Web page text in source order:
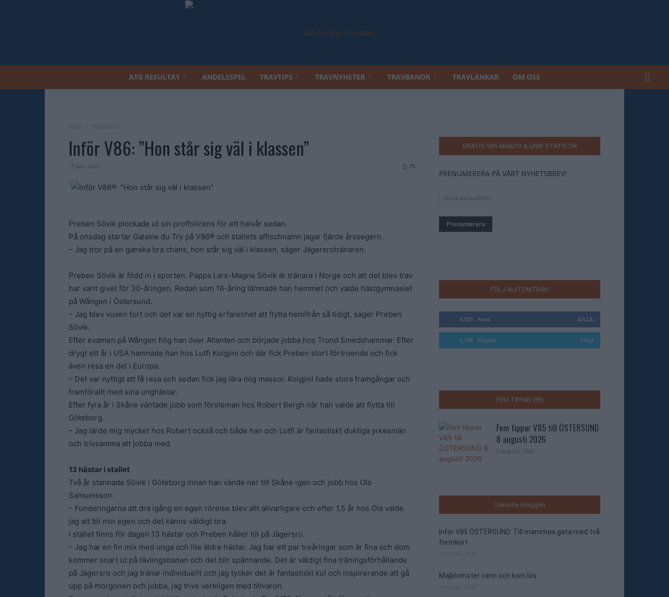
ATG RESULTAT ANDELSSPEL TRAVTIPS TRAVNYHETER TRAVBANOR TRAVLÄNKAR OM OSS
Inför V86: ”Hon står sig väl i klassen”
7 juni, 2021 75
Preben Sövik plockade ut sin proffslicens för ett halvår sedan.
På onsdag startar Galaxie du Try på V86® och stallets affischnamn jagar fjärde årssegern.
– Jag tror på en ganska bra chans, hon står sig väl i klassen, säger Jägersrotränaren.
Preben Sövik är född in i sporten. Pappa Lars-Magne Sövik är tränare i Norge och att det blev trav
har varit givet för 30-åringen. Redan som 16-åring lämnade han hemmet och valde hästgymnasiet
på Wången i Östersund.
– Jag blev vuxen fort och det var en nyttig erfarenhet att flytta hemifrån så tidigt, säger Preben
Sövik.
Efter examen på Wången flög han över Atlanten och började jobba hos Trond Smedshammar. Efter
drygt ett år i USA hamnade han hos Lutfi Kolgjini och där fick Preben stort förtroende och fick
även resa en del i Europa.
– Det var nyttigt att få resa och sedan fick jag lära mig massor. Kolgjini hade stora framgångar och
framförallt med sina unghästar.
Efter fyra år i Skåne väntade jobb som försteman hos Robert Bergh när han valde att flytta till
Göteborg.
– Jag lärde mig mycket hos Robert också och både han och Lutfi är fantastiskt duktiga yrkesmän
och trivsamma att jobba med.
13 hästar i stallet
Två år stannade Sövik i Göteborg innan han vände ner till Skåne igen och jobb hos Ola
Samuelsson.
– Funderingarna att dra igång en egen rörelse blev allt allvarligare och efter 1,5 år hos Ola valde
jag att bli min egen och det känns väldigt bra.
I stallet finns för dagen 13 hästar och Preben håller till på Jägersro.
– Jag har en fin mix med unga och lite äldre hästar. Jag har ett par treåringar som är fina och dom
kommer snart ut på tävlingsbanan och det blir spännande. Det är väldigt fina träningsförhållande
på Jägersro och jag tränar individuellt och jag tycker det är fantastiskt kul och inspirerande att gå
upp på morgonen och jobba, jag trivs verkligen med tillvaron.
GRATIS V85 ANALYS & UNIK STATISTIK
PRENUMERERA PÅ VÅRT NYHETSBREV!
FÖLJ ALLTOMTRAV!
4,723 Fans GILLA
2,726 Följare FÖLJ
FEM TIPPAR V85
Fem tippar V85 till ÖSTERSUND
8 augusti 2026
3 augusti, 2026
Senaste inläggen
Inför V85 ÖSTERSUND: Till mammas gata med två
formkort
Majblomster vann och kom lös